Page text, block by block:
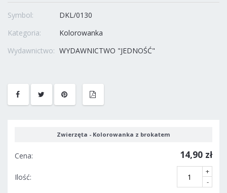
Symbol:
DKL/0130
Kategoria:
Kolorowanka
Wydawnictwo: WYDAWNICTWO "JEDNOŚĆ"
Zwierzęta - Kolorowanka z brokatem
Cena: 14,90 zł
Ilość:
+
-